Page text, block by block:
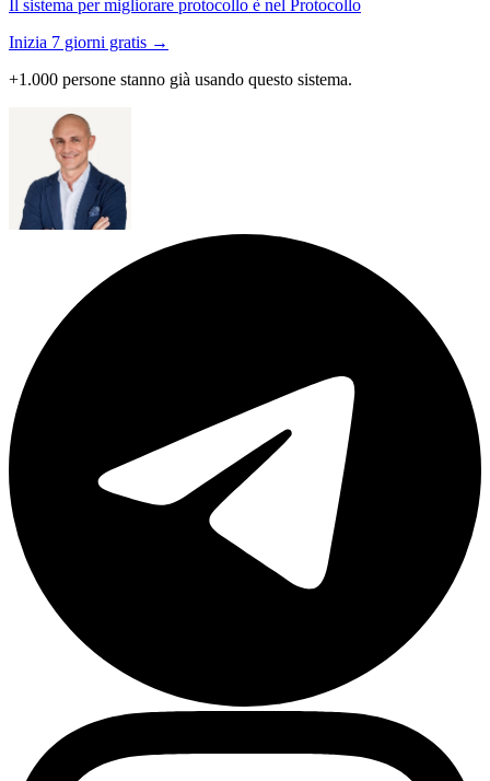
Il sistema per migliorare protocollo è nel Protocollo
Inizia 7 giorni gratis →
+1.000 persone stanno già usando questo sistema.